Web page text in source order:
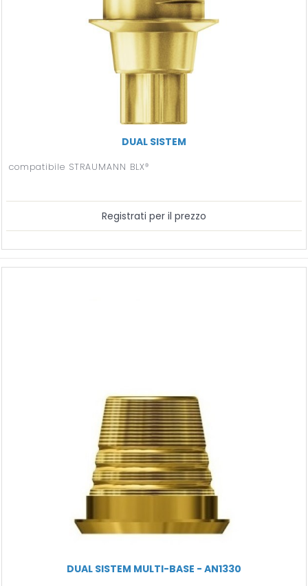
DUAL SISTEM
compatibile STRAUMANN BLX®
Registrati per il prezzo
DUAL SISTEM MULTI-BASE - AN1330